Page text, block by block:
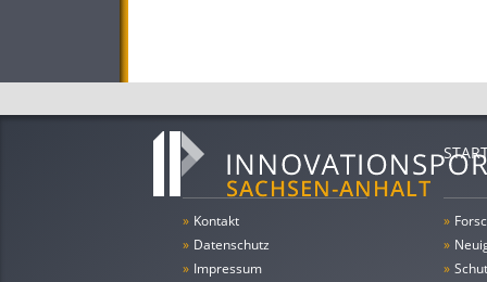
» Kontakt
» Datenschutz
» Impressum
»
»
»